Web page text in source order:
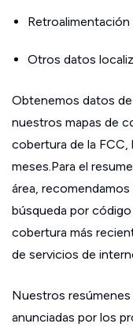
Otros datos
Obtenemos datos
nuestros mapas de
cobertura de la FCC,
meses.Para el
área,
búsqueda por
cobertura más
de servicios de
Nuestros
anunciadas por los